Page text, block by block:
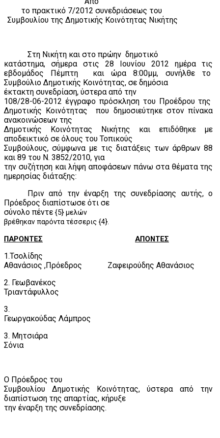
το πρακτικό 7/2012 συνεδριάσεως του
Συμβουλίου της Δημοτικής Κοινότητας Νικήτης
Στη Νικήτη και στο πρώην δημοτικό
κατάστημα, σήμερα στις 28 Ιουνίου 2012 ημέρα τις
εβδομάδος Πέμπτη
και ώρα 8:00μμ, συνήλθε το
Συμβούλιο Δημοτικής Κοινότητας, σε δημόσια
έκτακτη συνεδρίαση, ύστερα από την
108/28-06-2012 έγγραφο πρόσκληση του Προέδρου της
Δημοτικής Κοινότητας
που δημοσιεύτηκε στον πίνακα
ανακοινώσεων της
Δημοτικής Κοινότητας Νικήτης και επιδόθηκε με
αποδεικτικό σε όλους του Τοπικούς
Συμβούλους, σύμφωνα με τις διατάξεις των άρθρων 88
και 89 του Ν. 3852/2010, για
την συζήτηση και λήψη αποφάσεων πάνω στα θέματα της
ημερησίας διάταξης:
Πριν από την έναρξη της συνεδρίασης αυτής, ο
Πρόεδρος διαπίστωσε ότι σε
σύνολο πέντε {5} μελών
βρέθηκαν παρόντα τέσσερις {4}.
ΠΑΡΟΝΤΕΣ
ΑΠΟΝΤΕΣ
1.Τσολίδης
Αθανάσιος ,Πρόεδρος
Ζαφειρούδης Αθανάσιος
2. Γεωβανέκος
Τριαντάφυλλος
3.
Γεωργακούδας Λάμπρος
3. Μητσιάρα
Σόνια
Ο Πρόεδρος του
Συμβουλίου Δημοτικής Κοινότητας, ύστερα από την
διαπίστωση της απαρτίας, κήρυξε
την έναρξη της συνεδρίασης.